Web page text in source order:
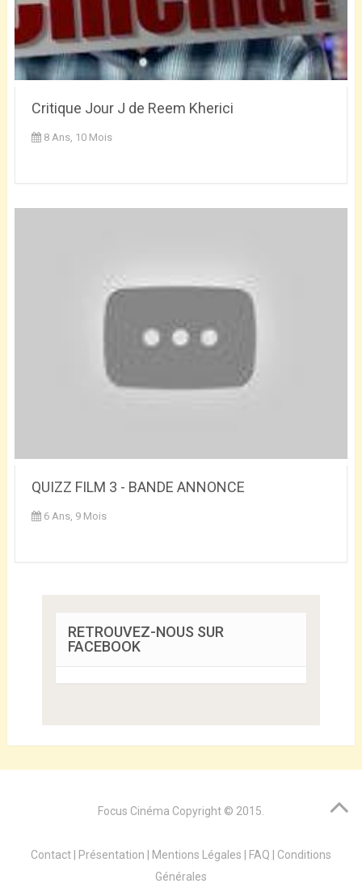
Critique Jour J de Reem Kherici
8 Ans, 10 Mois
QUIZZ FILM 3 - BANDE ANNONCE
6 Ans, 9 Mois
RETROUVEZ-NOUS SUR
FACEBOOK
Focus Cinéma Copyright © 2015.
Contact | Présentation | Mentions Légales | FAQ | Conditions
Générales